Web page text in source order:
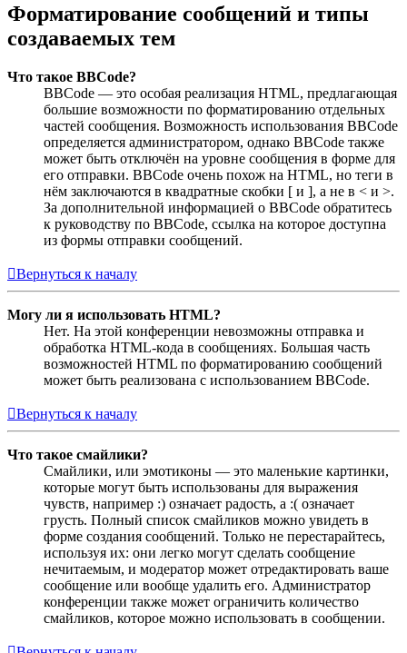
Форматирование сообщений и типы
создаваемых тем
Что такое BBCode?
BBCode — это особая реализация HTML, предлагающая
большие возможности по форматированию отдельных
частей сообщения. Возможность использования BBCode
определяется администратором, однако BBCode также
может быть отключён на уровне сообщения в форме для
его отправки. BBCode очень похож на HTML, но теги в
нём заключаются в квадратные скобки [ и ], а не в < и >.
За дополнительной информацией о BBCode обратитесь
к руководству по BBCode, ссылка на которое доступна
из формы отправки сообщений.
Вернуться к началу
Могу ли я использовать HTML?
Нет. На этой конференции невозможны отправка и
обработка HTML-кода в сообщениях. Большая часть
возможностей HTML по форматированию сообщений
может быть реализована с использованием BBCode.
Вернуться к началу
Что такое смайлики?
Смайлики, или эмотиконы — это маленькие картинки,
которые могут быть использованы для выражения
чувств, например :) означает радость, а :( означает
грусть. Полный список смайликов можно увидеть в
форме создания сообщений. Только не перестарайтесь,
используя их: они легко могут сделать сообщение
нечитаемым, и модератор может отредактировать ваше
сообщение или вообще удалить его. Администратор
конференции также может ограничить количество
смайликов, которое можно использовать в сообщении.